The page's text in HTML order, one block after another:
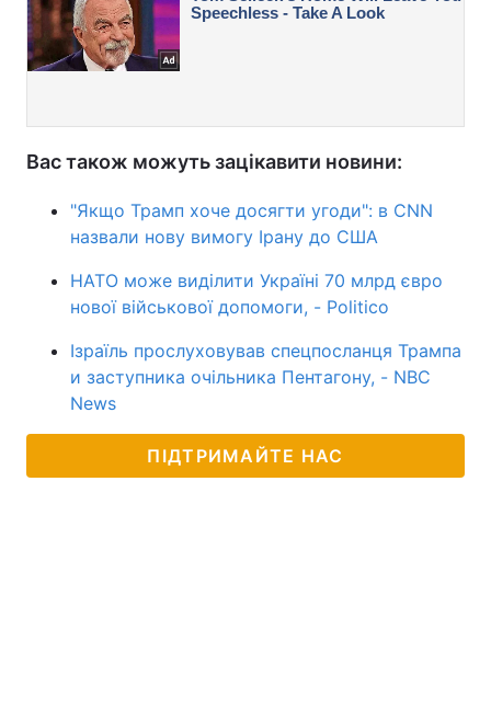
Вас також можуть зацікавити новини:
"Якщо Трамп хоче досягти угоди": в CNN
назвали нову вимогу Ірану до США
НАТО може виділити Україні 70 млрд євро
нової військової допомоги, - Politico
Ізраїль прослуховував спецпосланця Трампа
и заступника очільника Пентагону, - NBC
News
ПІДТРИМАЙТЕ НАС